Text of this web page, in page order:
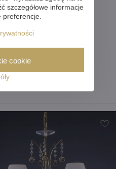
z kolekcji
szczegółowe informacje
preferencje.
cookie